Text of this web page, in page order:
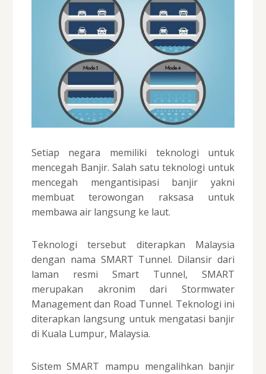
Setiap negara memiliki teknologi untuk
mencegah Banjir. Salah satu teknologi untuk
mencegah mengantisipasi banjir yakni
membuat terowongan raksasa untuk
membawa air langsung ke laut.
Teknologi tersebut diterapkan Malaysia
dengan nama SMART Tunnel. Dilansir dari
laman resmi Smart Tunnel, SMART
merupakan akronim dari Stormwater
Management dan Road Tunnel. Teknologi ini
diterapkan langsung untuk mengatasi banjir
di Kuala Lumpur, Malaysia.
Sistem SMART mampu mengalihkan banjir